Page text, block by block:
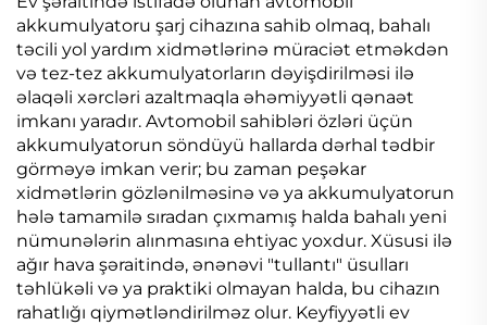
Maşını
akkumulyatoru şarj cihazına sahib olmaq, bahalı
təcili yol yardım xidmətlərinə müraciət etməkdən
və tez-tez akkumulyatorların dəyişdirilməsi ilə
əlaqəli xərcləri azaltmaqla əhəmiyyətli qənaət
imkanı yaradır. Avtomobil sahibləri özləri üçün
akkumulyatorun söndüyü hallarda dərhal tədbir
görməyə imkan verir; bu zaman peşəkar
xidmətlərin gözlənilməsinə və ya akkumulyatorun
hələ tamamilə sıradan çıxmamış halda bahalı yeni
nümunələrin alınmasına ehtiyac yoxdur. Xüsusi ilə
ağır hava şəraitində, ənənəvi "tullantı" üsulları
təhlükəli və ya praktiki olmayan halda, bu cihazın
rahatlığı qiymətləndirilməz olur. Keyfiyyətli ev